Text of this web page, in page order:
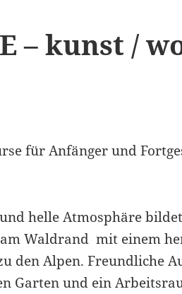
– kunst /
für Anfänger und
helle Atmosphäre
Waldrand mit einem
den Alpen. Freundliche
Garten und ein